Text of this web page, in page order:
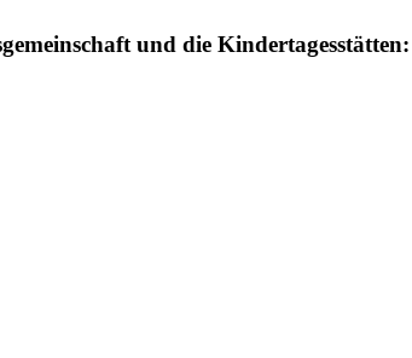
und die Kindertagesstätten: